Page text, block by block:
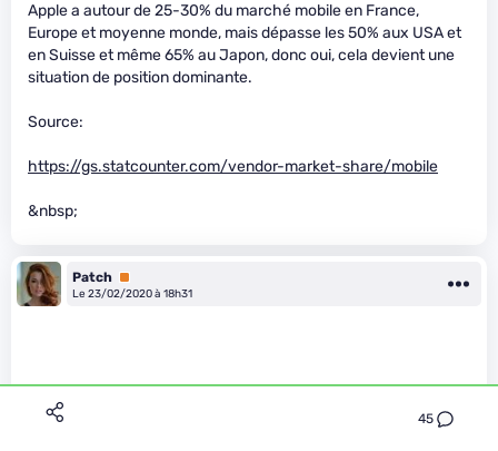
45
Apple a autour de 25-30% du marché mobile en France,
Europe et moyenne monde, mais dépasse les 50% aux USA et
en Suisse et même 65% au Japon, donc oui, cela devient une
situation de position dominante.
Source:
https://gs.statcounter.com/vendor-market-share/mobile
&nbsp;
Patch Premium
Le 23/02/2020 à 18h31